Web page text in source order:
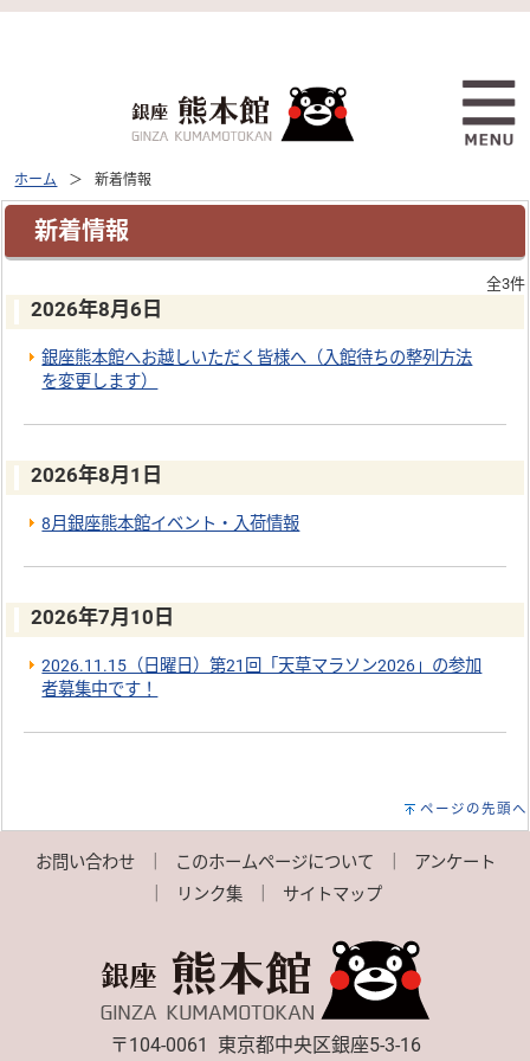
ホーム 新着情報
新着情報
全3件
2026年8月6日
銀座熊本館へお越しいただく皆様へ（入館待ちの整列方法
を変更します）
2026年8月1日
8月銀座熊本館イベント・入荷情報
2026年7月10日
2026.11.15（日曜日）第21回「天草マラソン2026」の参加
者募集中です！
ページの先頭へ
お問い合わせ このホームページについて
アンケート
リンク集 サイトマップ
〒104-0061 東京都中央区銀座5-3-16